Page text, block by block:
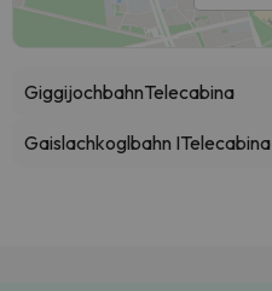
GiggijochbahnTelecabina
Gaislachkoglbahn ITelecabina